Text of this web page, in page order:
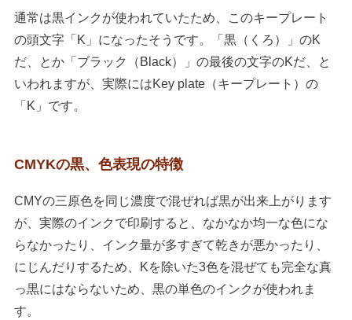
通常は黒インクが使われていたため、このキープレート
の頭文字「K」になったそうです。「黒（くろ）」のK
だ、とか「ブラック（Black）」の最後の文字のKだ、と
いわれますが、実際にはKey plate（キープレート）の
「K」です。
CMYKの黒、色表現の特徴
CMYの三原色を同じ濃度で混ぜれば黒が出来上がります
が、実際のインクで印刷すると、なかなか均一な色にな
らなかったり、インク量が多すぎて乾きが悪かったり、
にじんだりするため、Kを除いた3色を混ぜても完全な真
っ黒にはならないため、黒の単色のインクが使われま
す。